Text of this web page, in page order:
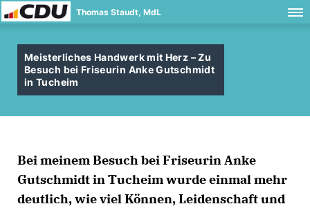
Thomas Staudt, MdL
Meisterliches Handwerk mit Herz – Zu
Besuch bei Friseurin Anke Gutschmidt
in Tucheim
Bei meinem Besuch bei Friseurin Anke
Gutschmidt in Tucheim wurde einmal mehr
deutlich, wie viel Können, Leidenschaft und